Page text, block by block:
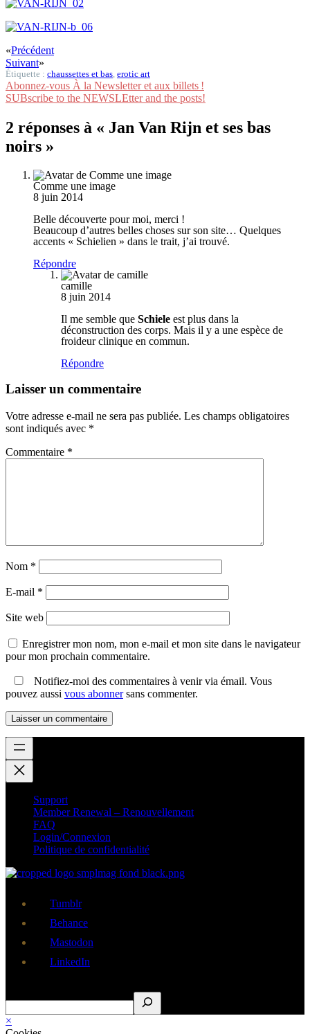
«Précédent
Suivant»
Étiquette : chaussettes et bas, erotic art
Abonnez-vous À la Newsletter et aux billets !
SUBscribe to the NEWSLEtter and the posts!
2 réponses à « Jan Van Rijn et ses bas
noirs »
Comme une image
8 juin 2014
Belle découverte pour moi, merci !
Beaucoup d’autres belles choses sur son site… Quelques
accents « Schielien » dans le trait, j’ai trouvé.
Répondre
camille
8 juin 2014
Il me semble que Schiele est plus dans la
déconstruction des corps. Mais il y a une espèce de
froideur clinique en commun.
Répondre
Laisser un commentaire
Votre adresse e-mail ne sera pas publiée. Les champs obligatoires
sont indiqués avec *
Commentaire *
Nom *
E-mail *
Site web
Enregistrer mon nom, mon e-mail et mon site dans le navigateur
pour mon prochain commentaire.
Notifiez-moi des commentaires à venir via émail. Vous
pouvez aussi vous abonnersans commenter.
Support
Member Renewal – Renouvellement
FAQ
Login/Connexion
Politique de confidentialité
Tumblr
Behance
Mastodon
LinkedIn
×